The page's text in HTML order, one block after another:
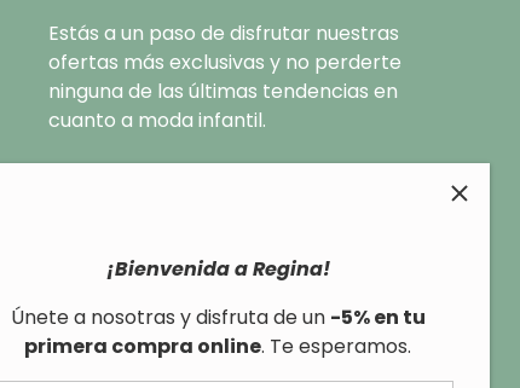
¡Bienvenida a Regina!
Únete a nosotras y disfruta de un -5% en tu
primera compra online. Te esperamos.
Estás a un paso de disfrutar nuestras
ofertas más exclusivas y no perderte
ninguna de las últimas tendencias en
cuanto a moda infantil.